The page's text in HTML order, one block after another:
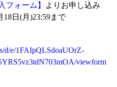
フォーム】
よりお申し込み
18日(月)23:59まで
d/e/1FAIpQLSdoaUOrZ-
viewform